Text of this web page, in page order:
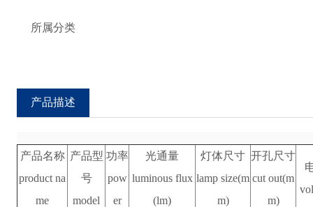
所属分类
产品描述
产品名称
product na
me
产品型
号
model
功率
pow
er
光通量
luminous flux
(lm)
灯体尺寸
lamp size(m
m)
开孔尺寸
cut out(m
m)